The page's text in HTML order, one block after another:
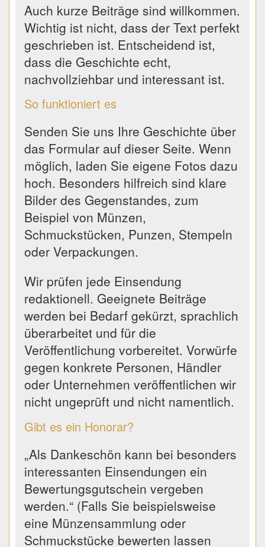
Auch kurze Beiträge sind willkommen.
Wichtig ist nicht, dass der Text perfekt
geschrieben ist. Entscheidend ist,
dass die Geschichte echt,
nachvollziehbar und interessant ist.
So funktioniert es
Senden Sie uns Ihre Geschichte über
das Formular auf dieser Seite. Wenn
möglich, laden Sie eigene Fotos dazu
hoch. Besonders hilfreich sind klare
Bilder des Gegenstandes, zum
Beispiel von Münzen,
Schmuckstücken, Punzen, Stempeln
oder Verpackungen.
Wir prüfen jede Einsendung
redaktionell. Geeignete Beiträge
werden bei Bedarf gekürzt, sprachlich
überarbeitet und für die
Veröffentlichung vorbereitet. Vorwürfe
gegen konkrete Personen, Händler
oder Unternehmen veröffentlichen wir
nicht ungeprüft und nicht namentlich.
Gibt es ein Honorar?
„Als Dankeschön kann bei besonders
interessanten Einsendungen ein
Bewertungsgutschein vergeben
werden.“ (Falls Sie beispielsweise
eine Münzensammlung oder
Schmuckstücke bewerten lassen